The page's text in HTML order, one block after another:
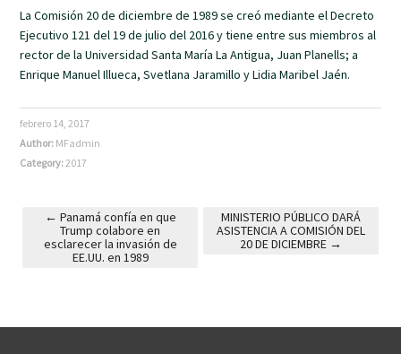
La Comisión 20 de diciembre de 1989 se creó mediante el Decreto
Ejecutivo 121 del 19 de julio del 2016 y tiene entre sus miembros al
rector de la Universidad Santa María La Antigua, Juan Planells; a
Enrique Manuel Illueca, Svetlana Jaramillo y Lidia Maribel Jaén.
febrero 14, 2017
Author: MFadmin
Category:2017
Post navigation
← Panamá confía en que
Trump colabore en
esclarecer la invasión de
EE.UU. en 1989
MINISTERIO PÚBLICO DARÁ
ASISTENCIA A COMISIÓN DEL
20 DE DICIEMBRE →